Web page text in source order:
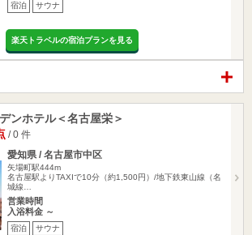
宿泊 サウナ
楽天トラベルの宿泊プランを見る
ンホテル＜名古屋栄＞
/ 0 件
愛知県 / 名古屋市中区
矢場町駅444m
名古屋駅よりTAXIで10分（約1,500円）/地下鉄東山線（名
城線…
営業時間
入浴料金 ～
宿泊 サウナ